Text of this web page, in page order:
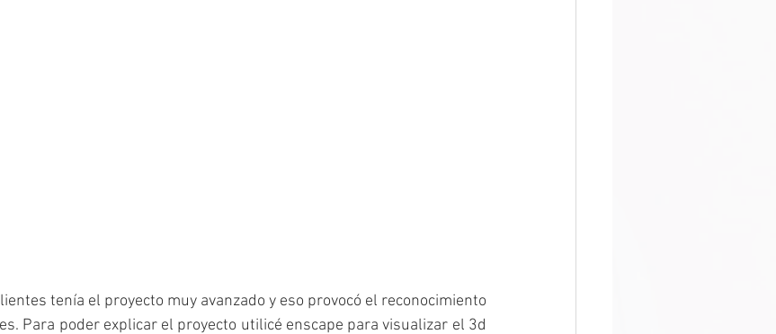
tenía el proyecto muy avanzado y eso provocó el reconocimiento
Para poder explicar el proyecto utilicé enscape para visualizar el 3d